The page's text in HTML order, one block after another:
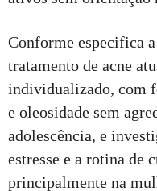
Conforme especifica
tratamento de acne
individualizado, com
e oleosidade sem
adolescência, e
estresse e a rotina de
principalmente na